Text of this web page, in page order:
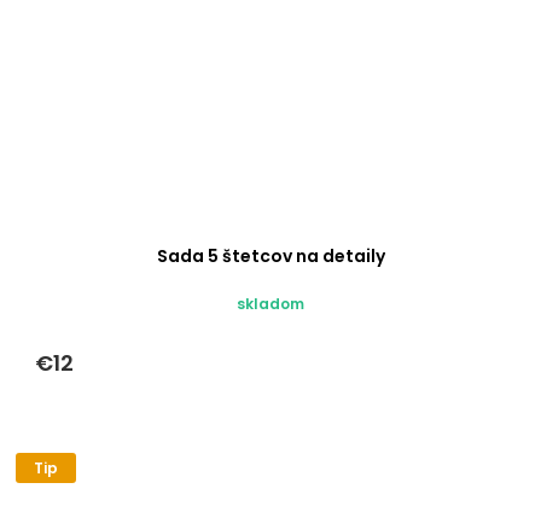
Sada 5 štetcov na detaily
skladom
€12
Tip